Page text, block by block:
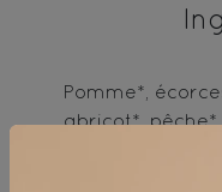
Pomme*,
abricot*,